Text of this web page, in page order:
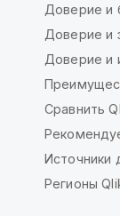
Доверие и
Доверие и
Доверие и
Сравнить
Источники
Регионы